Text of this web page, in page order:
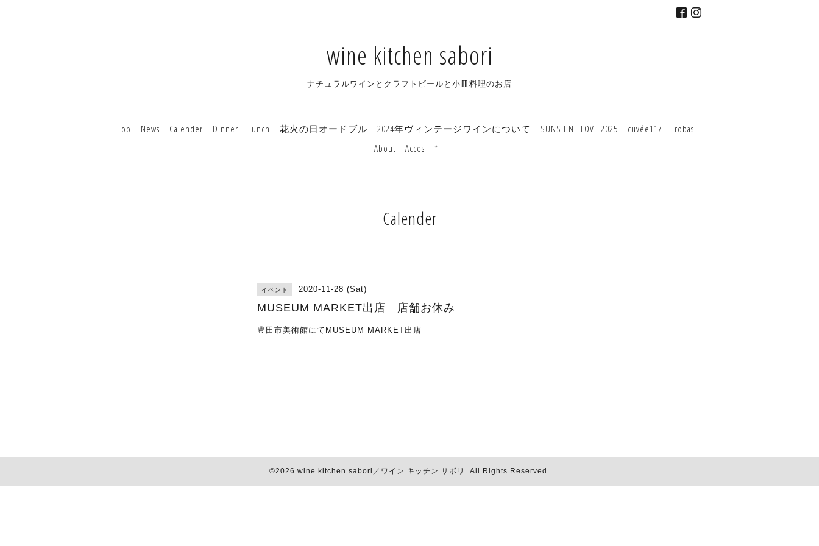
wine kitchen sabori
ナチュラルワインとクラフトビールと小皿料理のお店
Top News Calender Dinner Lunch 花火の日オードブル 2024年ヴィンテージワインについて SUNSHINE LOVE 2025 cuvée117
Irobas
About
Acces *
Calender
イベント 2020-11-28 (Sat)
MUSEUM MARKET出店 店舗お休み
豊田市美術館にてMUSEUM MARKET出店
©2026 wine kitchen sabori／ワイン キッチン サボリ . All Rights Reserved.